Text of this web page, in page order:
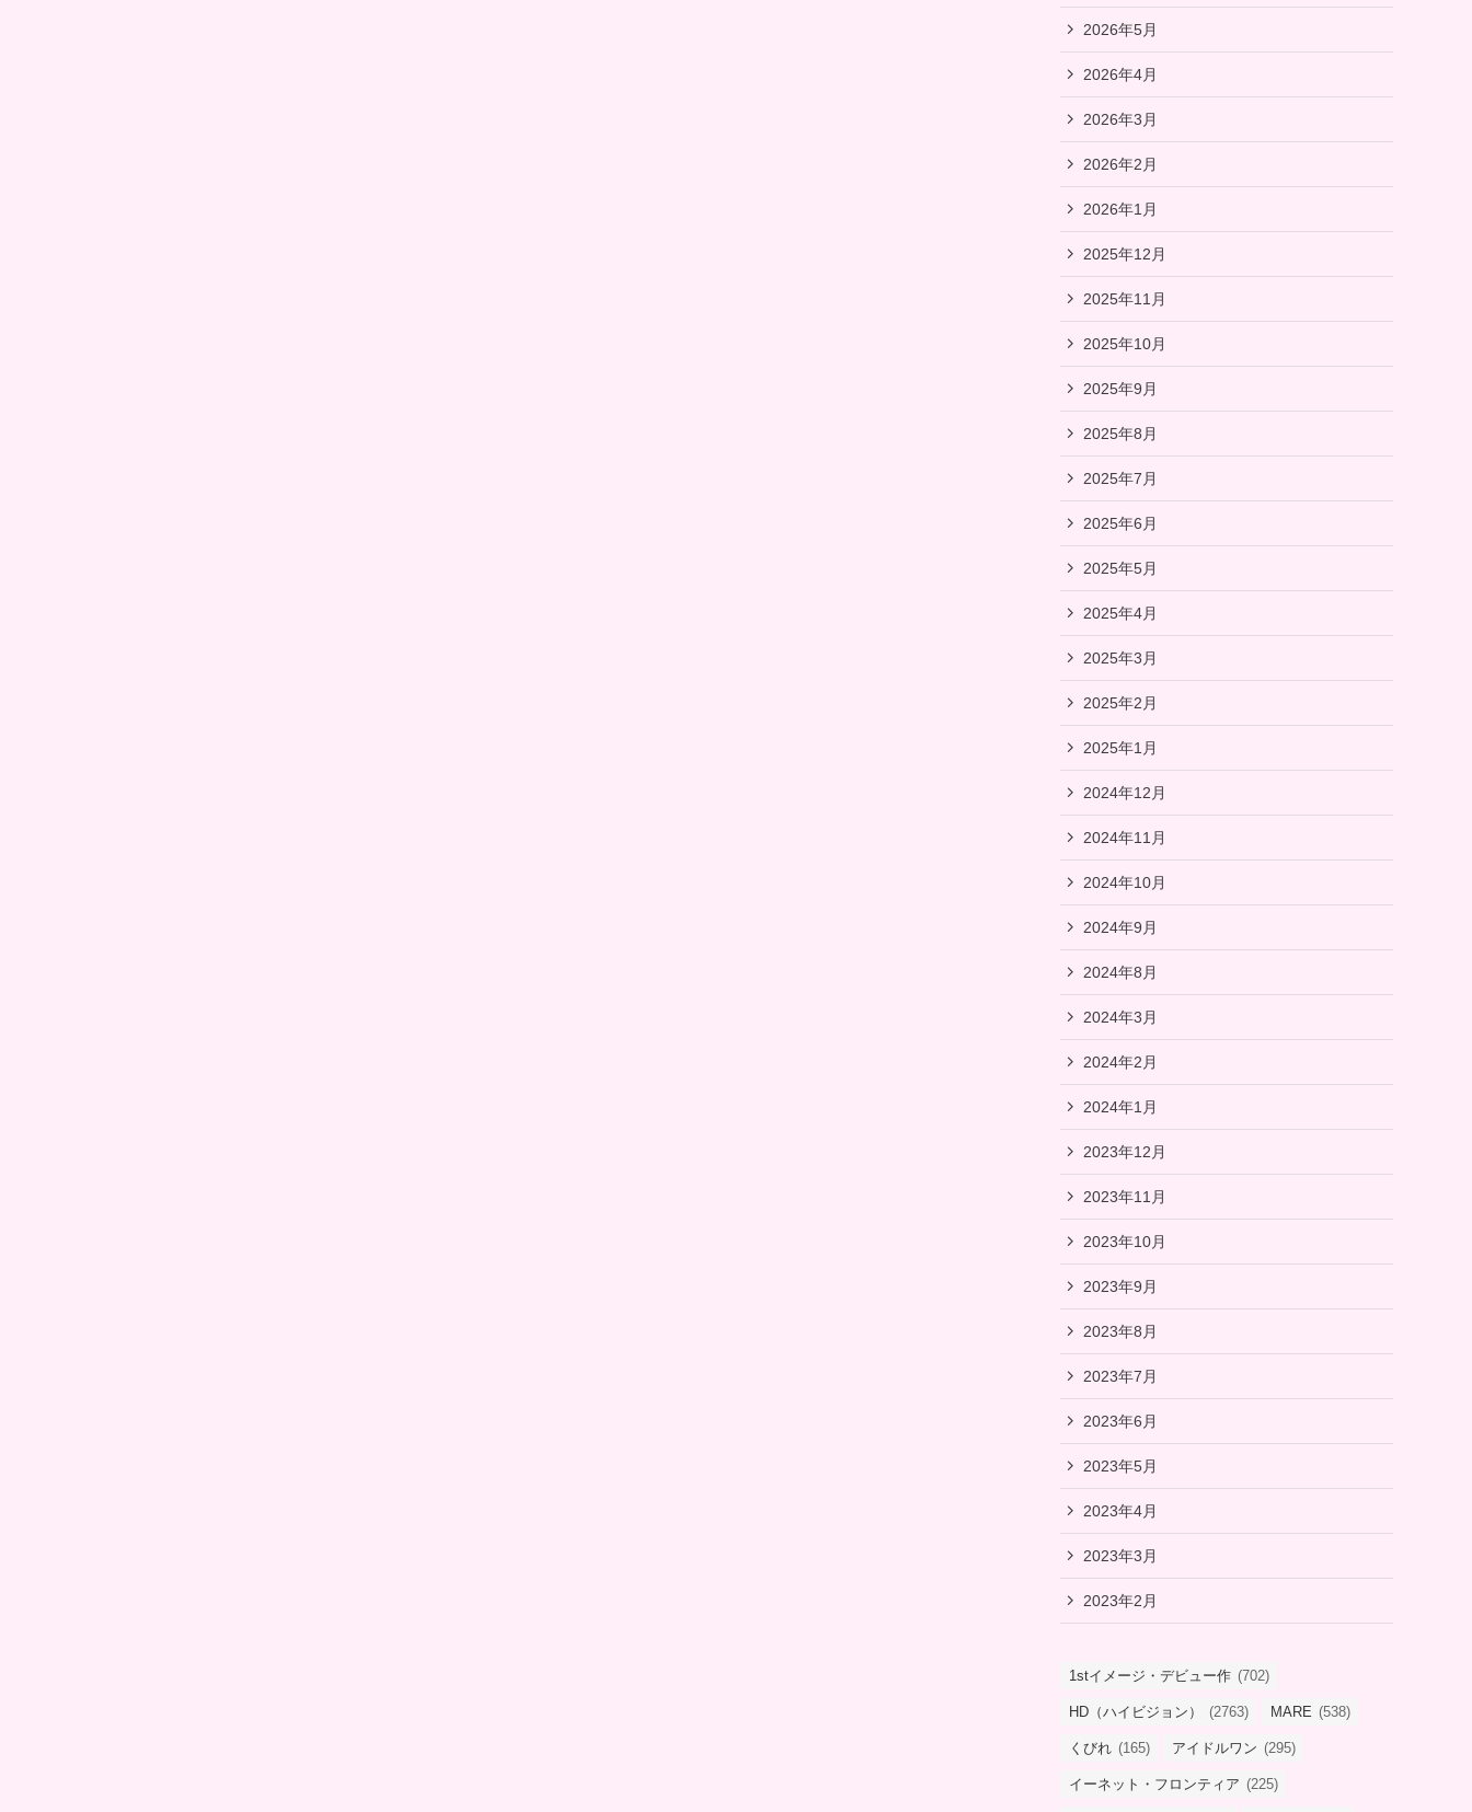
2026年5月
2026年4月
2026年3月
2026年2月
2026年1月
2025年12月
2025年11月
2025年10月
2025年9月
2025年8月
2025年7月
2025年6月
2025年5月
2025年4月
2025年3月
2025年2月
2025年1月
2024年12月
2024年11月
2024年10月
2024年9月
2024年8月
2024年3月
2024年2月
2024年1月
2023年12月
2023年11月
2023年10月
2023年9月
2023年8月
2023年7月
2023年6月
2023年5月
2023年4月
2023年3月
2023年2月
1stイメージ・デビュー作 (702)
HD（ハイビジョン） (2763) MARE (538)
くびれ (165) アイドルワン (295)
イーネット・フロンティア (225)